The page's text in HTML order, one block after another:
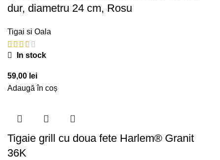
dur, diametru 24 cm, Rosu
Tigai si Oala
In stock
59,00 lei
Adaugă în coș
Tigaie grill cu doua fete Harlem® Granit
36K